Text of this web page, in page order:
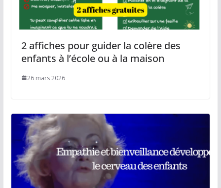
2 affiches pour guider la colère des
enfants à l’école ou à la maison
26 mars 2026